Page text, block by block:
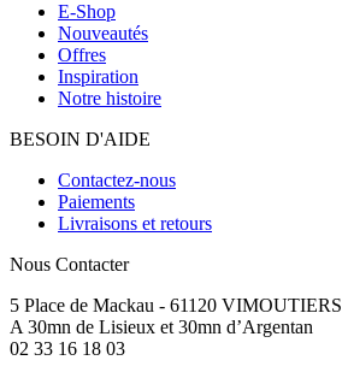
E-Shop
Nouveautés
Offres
Inspiration
Notre histoire
BESOIN D'AIDE
Contactez-nous
Paiements
Livraisons et retours
Nous Contacter
5 Place de Mackau - 61120 VIMOUTIERS
A 30mn de Lisieux et 30mn d’Argentan
02 33 16 18 03